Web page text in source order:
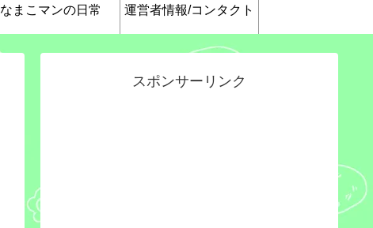
なまこマンの日常 運営者情報/コンタクト
スポンサーリンク